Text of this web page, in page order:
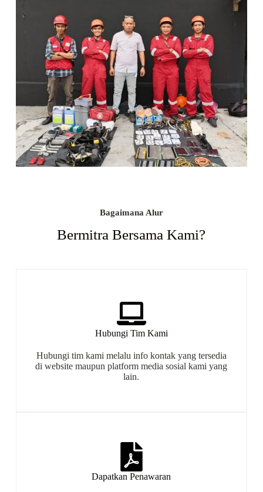
Bagaimana Alur
Bermitra Bersama Kami?
Hubungi Tim Kami
Hubungi tim kami melalu info kontak yang tersedia
di website maupun platform media sosial kami yang
lain.
Dapatkan Penawaran